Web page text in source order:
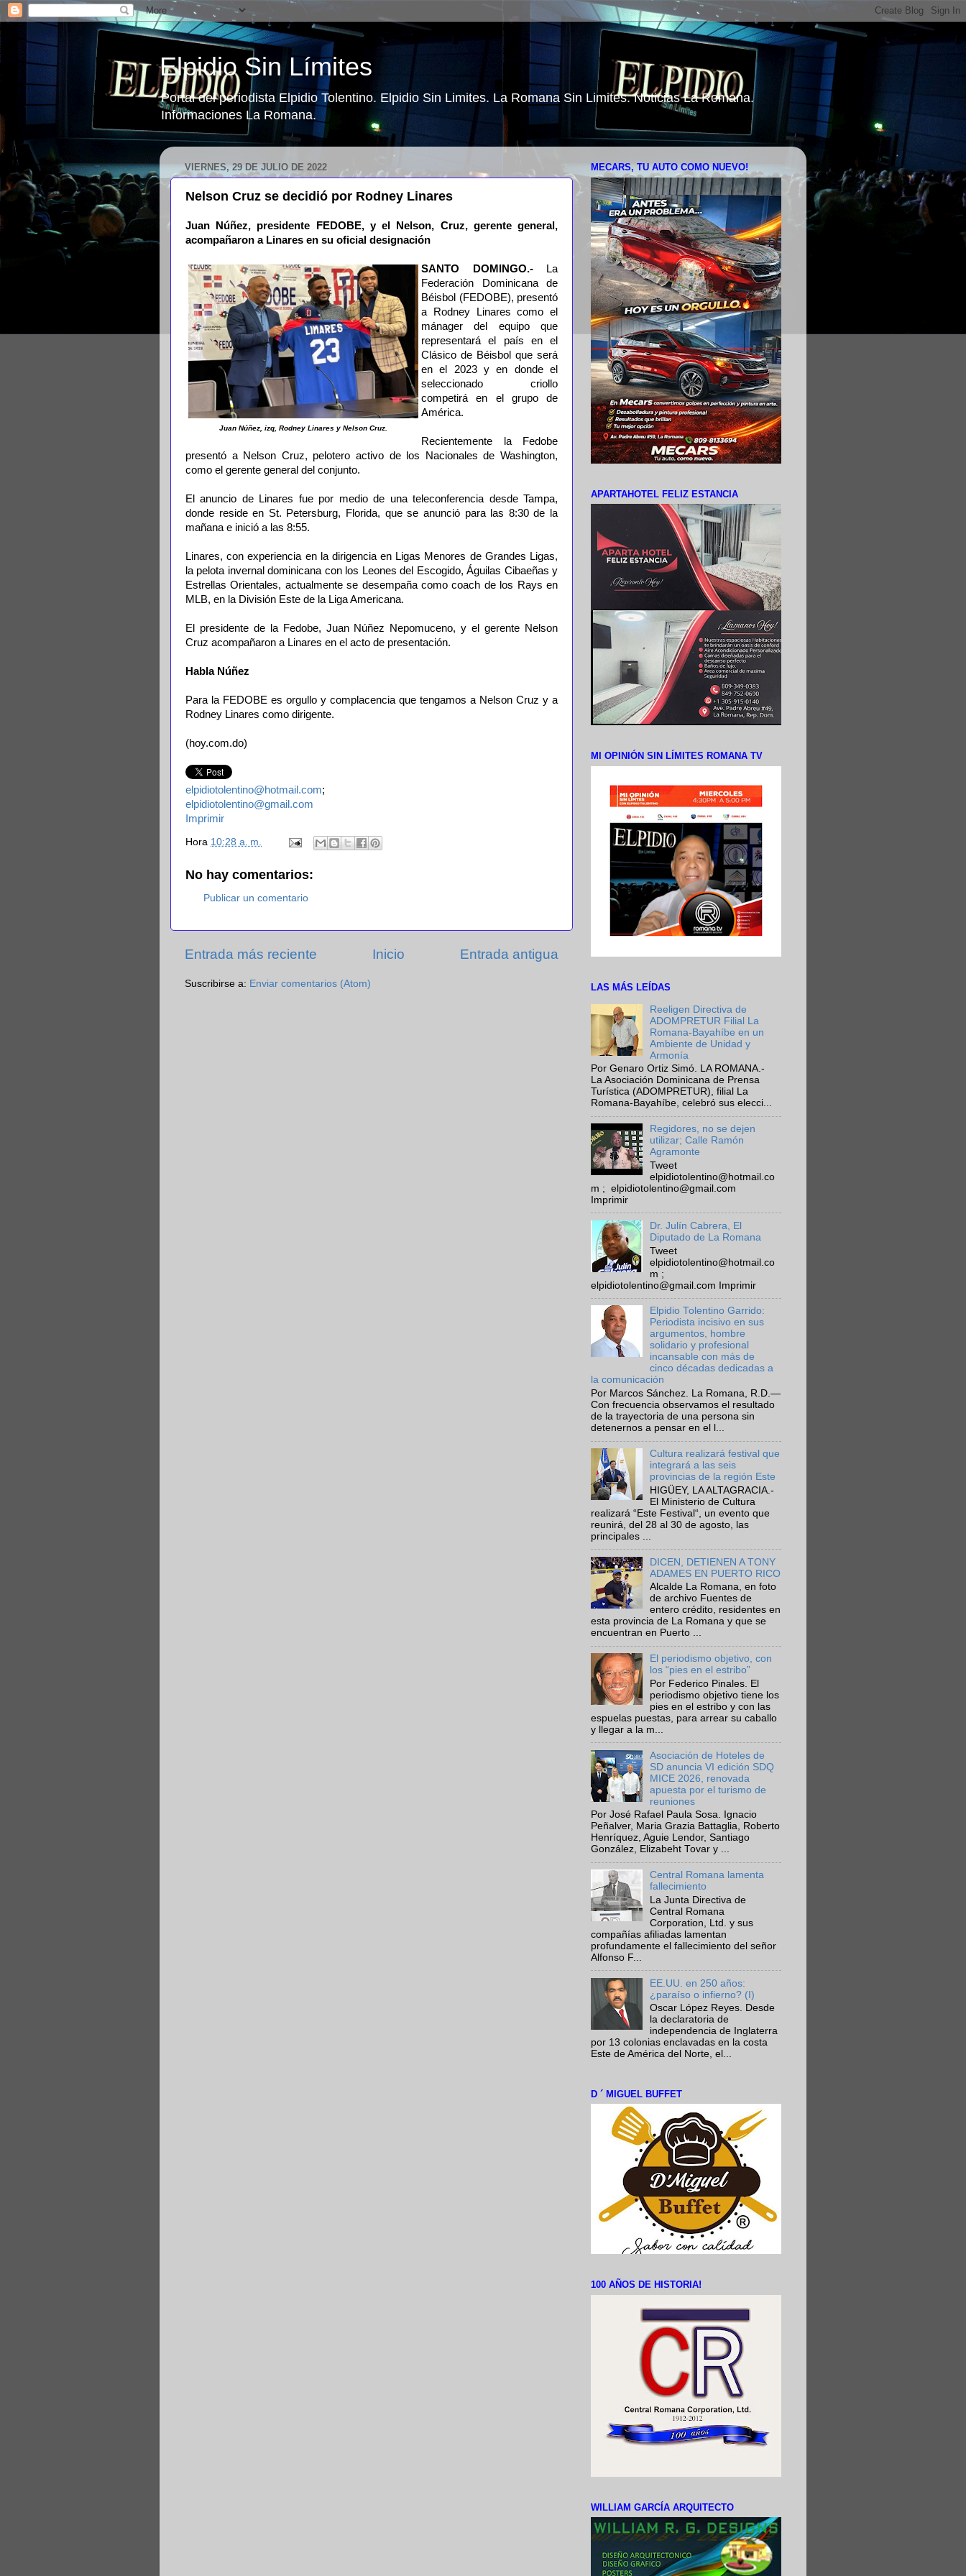
Elpidio Sin Límites
Portal del periodista Elpidio Tolentino. Elpidio Sin Limites. La Romana Sin Limites. Noticias La Romana.
Informaciones La Romana.
VIERNES, 29 DE JULIO DE 2022
Nelson Cruz se decidió por Rodney Linares
Juan Núñez, presidente FEDOBE, y el Nelson, Cruz, gerente general,
acompañaron a Linares en su oficial designación
Juan Núñez, izq, Rodney Linares y Nelson Cruz.
SANTO DOMINGO.-
La
Federación Dominicana de
Béisbol (FEDOBE), presentó
a Rodney Linares como el
mánager del equipo que
representará el país en el
Clásico de Béisbol que será
en el 2023 y en donde el
seleccionado criollo
competirá en el grupo de
América.
Recientemente la Fedobe
presentó a Nelson Cruz, pelotero activo de los Nacionales de Washington,
como el gerente general del conjunto.
El anuncio de Linares fue por medio de una teleconferencia desde Tampa,
donde reside en St. Petersburg, Florida, que se anunció para las 8:30 de la
mañana e inició a las 8:55.
Linares, con experiencia en la dirigencia en Ligas Menores de Grandes Ligas,
la pelota invernal dominicana con los Leones del Escogido, Águilas Cibaeñas y
Estrellas Orientales, actualmente se desempaña como coach de los Rays en
MLB, en la División Este de la Liga Americana.
El presidente de la Fedobe, Juan Núñez Nepomuceno, y el gerente Nelson
Cruz acompañaron a Linares en el acto de presentación.
Habla Núñez
Para la FEDOBE es orgullo y complacencia que tengamos a Nelson Cruz y a
Rodney Linares como dirigente.
(hoy.com.do)
elpidiotolentino@hotmail.com;
elpidiotolentino@gmail.com
Imprimir
Hora 10:28 a. m.
No hay comentarios:
Publicar un comentario
Entrada más reciente Entrada antigua
Inicio
Suscribirse a: Enviar comentarios (Atom)
MECARS, TU AUTO COMO NUEVO!
APARTAHOTEL FELIZ ESTANCIA
MI OPINIÓN SIN LÍMITES ROMANA TV
LAS MÁS LEÍDAS
Reeligen Directiva de
ADOMPRETUR Filial La
Romana-Bayahíbe en un
Ambiente de Unidad y
Armonía
Por Genaro Ortiz Simó. LA ROMANA.-
La Asociación Dominicana de Prensa
Turística (ADOMPRETUR), filial La
Romana-Bayahíbe, celebró sus elecci...
Regidores, no se dejen
utilizar; Calle Ramón
Agramonte
Tweet
elpidiotolentino@hotmail.co
m ; elpidiotolentino@gmail.com
Imprimir
Dr. Julín Cabrera, El
Diputado de La Romana
Tweet
elpidiotolentino@hotmail.co
m ;
elpidiotolentino@gmail.com Imprimir
Elpidio Tolentino Garrido:
Periodista incisivo en sus
argumentos, hombre
solidario y profesional
incansable con más de
cinco décadas dedicadas a
la comunicación
Por Marcos Sánchez. La Romana, R.D.—
Con frecuencia observamos el resultado
de la trayectoria de una persona sin
detenernos a pensar en el l...
Cultura realizará festival que
integrará a las seis
provincias de la región Este
HIGÜEY, LA ALTAGRACIA.-
El Ministerio de Cultura
realizará “Este Festival“, un evento que
reunirá, del 28 al 30 de agosto, las
principales ...
DICEN, DETIENEN A TONY
ADAMES EN PUERTO RICO
Alcalde La Romana, en foto
de archivo Fuentes de
entero crédito, residentes en
esta provincia de La Romana y que se
encuentran en Puerto ...
El periodismo objetivo, con
los “pies en el estribo”
Por Federico Pinales. El
periodismo objetivo tiene los
pies en el estribo y con las
espuelas puestas, para arrear su caballo
y llegar a la m...
Asociación de Hoteles de
SD anuncia VI edición SDQ
MICE 2026, renovada
apuesta por el turismo de
reuniones
Por José Rafael Paula Sosa. Ignacio
Peñalver, Maria Grazia Battaglia, Roberto
Henríquez, Aguie Lendor, Santiago
González, Elizabeht Tovar y ...
Central Romana lamenta
fallecimiento
La Junta Directiva de
Central Romana
Corporation, Ltd. y sus
compañías afiliadas lamentan
profundamente el fallecimiento del señor
Alfonso F...
EE.UU. en 250 años:
¿paraíso o infierno? (I)
Oscar López Reyes. Desde
la declaratoria de
independencia de Inglaterra
por 13 colonias enclavadas en la costa
Este de América del Norte, el...
D ´ MIGUEL BUFFET
100 AÑOS DE HISTORIA!
WILLIAM GARCÍA ARQUITECTO